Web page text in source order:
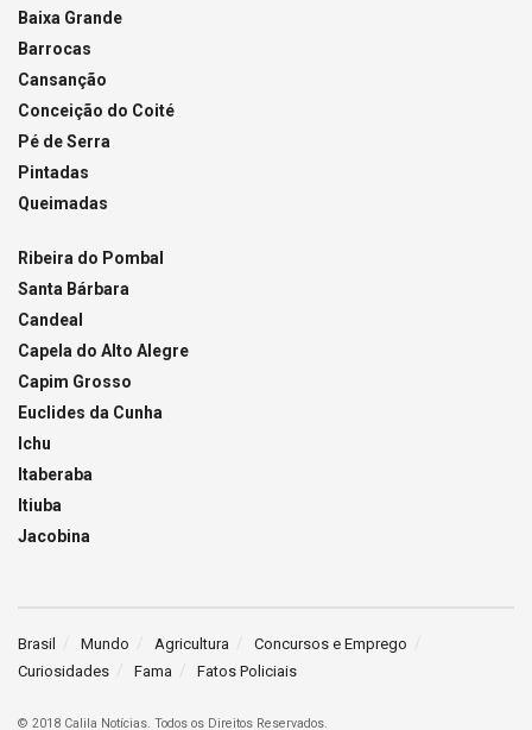
Baixa Grande
Barrocas
Cansanção
Conceição do Coité
Pé de Serra
Pintadas
Queimadas
Ribeira do Pombal
Santa Bárbara
Candeal
Capela do Alto Alegre
Capim Grosso
Euclides da Cunha
Ichu
Itaberaba
Itiuba
Jacobina
Brasil Mundo Agricultura
Concursos e Emprego
Curiosidades
Fama Fatos Policiais
© 2018 Calila Notícias. Todos os Direitos Reservados.